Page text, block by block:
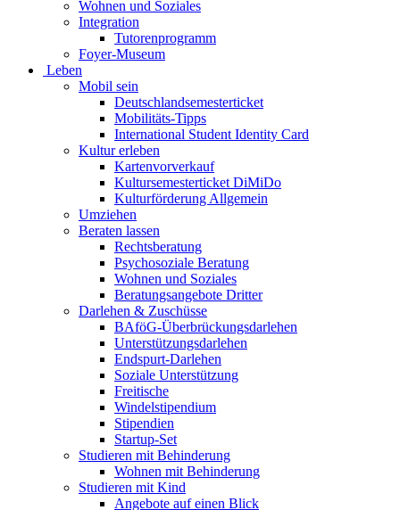
Wohnen und Soziales
Integration
Tutorenprogramm
Foyer-Museum
Leben
Mobil sein
Deutschlandsemesterticket
Mobilitäts-Tipps
International Student Identity Card
Kultur erleben
Kartenvorverkauf
Kultursemesterticket DiMiDo
Kulturförderung Allgemein
Umziehen
Beraten lassen
Rechtsberatung
Psychosoziale Beratung
Wohnen und Soziales
Beratungsangebote Dritter
Darlehen & Zuschüsse
BAföG-Überbrückungsdarlehen
Unterstützungsdarlehen
Endspurt-Darlehen
Soziale Unterstützung
Freitische
Windelstipendium
Stipendien
Startup-Set
Studieren mit Behinderung
Wohnen mit Behinderung
Studieren mit Kind
Angebote auf einen Blick